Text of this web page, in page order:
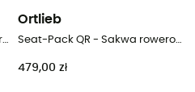
Ortlieb
479,00 zł